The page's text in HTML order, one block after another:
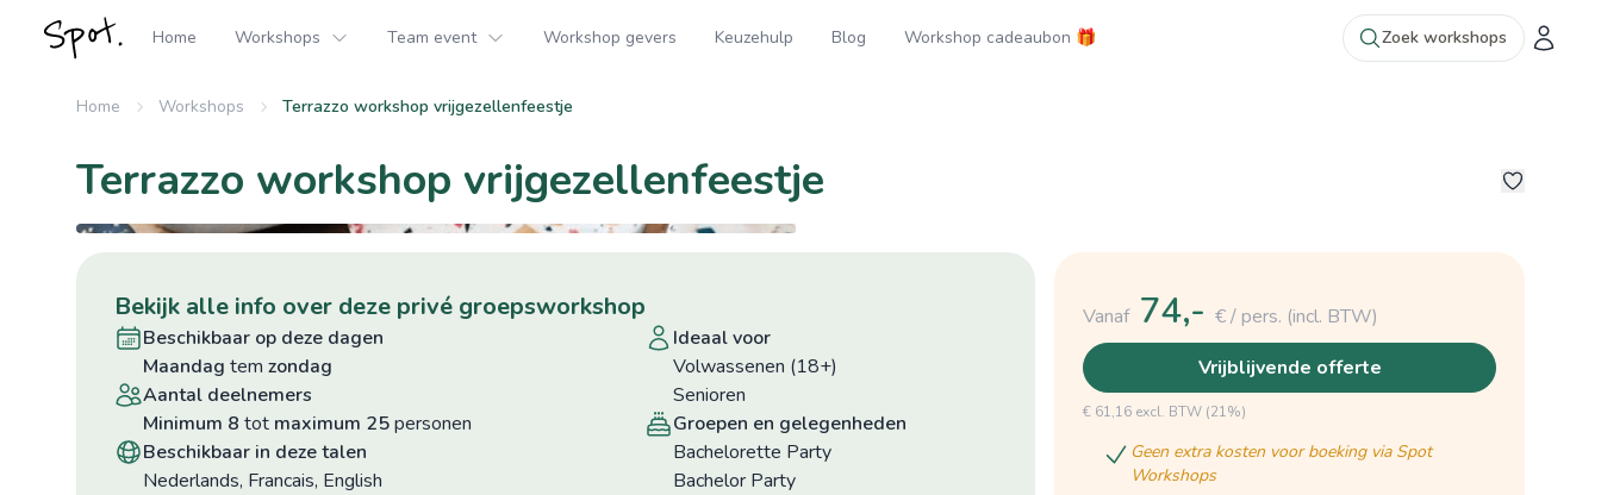
Home Workshops Team event Workshop gevers Keuzehulp Blog Workshop cadeaubon 🎁 Zoek workshops
Home Workshops Terrazzo workshop vrijgezellenfeestje
Terrazzo workshop vrijgezellenfeestje
bekijk alle info over deze privé groepsworkshop
beschikbaar op deze dagen
maandag tem zondag
aantal deelnemers
minimum 8 tot maximum 25personen
beschikbaar in deze talen
Nederlands, Francais, English
ideaal voor
Volwassenen (18+)
Senioren
groepen en gelegenheden
Bachelorette Party
Bachelor Party
Vanaf 74,- € / pers. (incl. BTW)
vrijblijvende offerte
€ 61,16 excl. BTW (21%)
geen extra kosten voor boeking via Spot
Workshops